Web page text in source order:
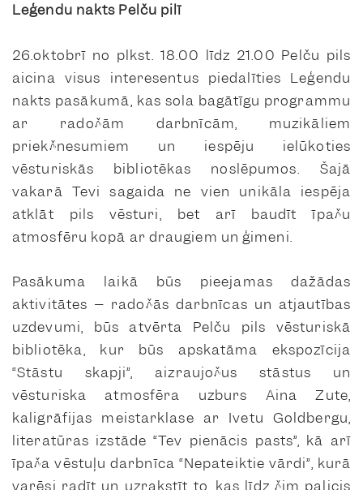
Leģendu nakts Pelču pilī
26.oktobrī no plkst. 18.00 līdz 21.00 Pelču pils
aicina visus interesentus piedalīties Leģendu
nakts pasākumā, kas sola bagātīgu programmu
ar radošām darbnīcām, muzikāliem
priekšnesumiem un iespēju ielūkoties
vēsturiskās bibliotēkas noslēpumos. Šajā
vakarā Tevi sagaida ne vien unikāla iespēja
atklāt pils vēsturi, bet arī baudīt īpašu
atmosfēru kopā ar draugiem un ģimeni.
Pasākuma laikā būs pieejamas dažādas
aktivitātes – radošās darbnīcas un atjautības
uzdevumi, būs atvērta Pelču pils vēsturiskā
bibliotēka, kur būs apskatāma ekspozīcija
“Stāstu skapji”, aizraujošus stāstus un
vēsturiska atmosfēra uzburs Aina Zute,
kaligrāfijas meistarklase ar Ivetu Goldbergu,
literatūras izstāde “Tev pienācis pasts”, kā arī
īpaša vēstuļu darbnīca “Nepateiktie vārdi”, kurā
varēsi radīt un uzrakstīt to, kas līdz šim palicis